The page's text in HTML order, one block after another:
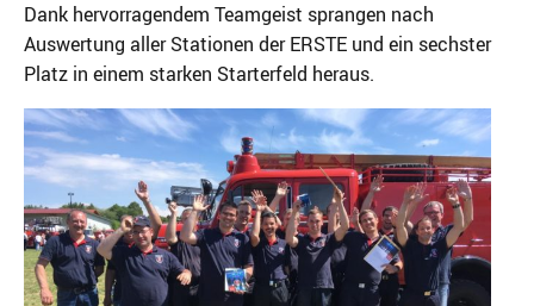
Dank hervorragendem Teamgeist sprangen nach
Auswertung aller Stationen der ERSTE und ein sechster
Platz in einem starken Starterfeld heraus.